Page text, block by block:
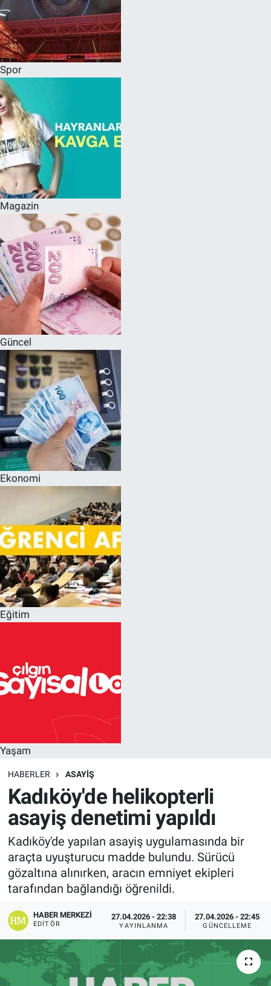
Spor
Magazin
Güncel
Ekonomi
Eğitim
Yaşam
HABERLER ASAYIŞ
Kadıköy'de helikopterli
asayiş denetimi yapıldı
Kadıköy'de yapılan asayiş uygulamasında bir
araçta uyuşturucu madde bulundu. Sürücü
gözaltına alınırken, aracın emniyet ekipleri
tarafından bağlandığı öğrenildi.
HABER MERKEZI
EDITÖR
27.04.2026 - 22:38
YAYINLANMA
27.04.2026 - 22:45
GÜNCELLEME